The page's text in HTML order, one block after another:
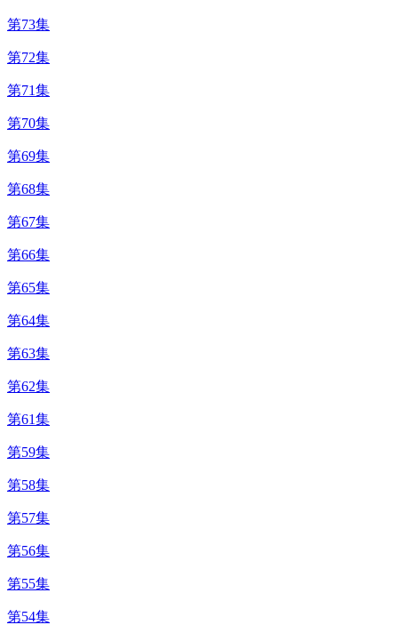
第73集
第72集
第71集
第70集
第69集
第68集
第67集
第66集
第65集
第64集
第63集
第62集
第61集
第59集
第58集
第57集
第56集
第55集
第54集